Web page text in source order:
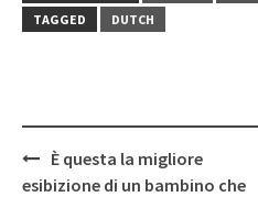
TAGGED
DUTCH
Post
navigation
È questa la migliore
esibizione di un bambino che